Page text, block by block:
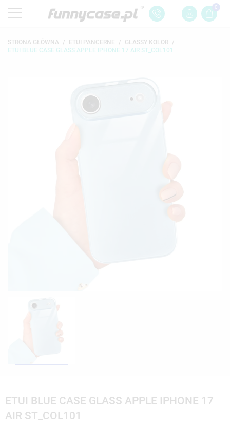
0
STRONA GŁÓWNA ETUI PANCERNE
GLASSY KOLOR
ETUI BLUE CASE GLASS APPLE IPHONE 17 AIR ST_COL101
ETUI BLUE CASE GLASS APPLE IPHONE 17
AIR ST_COL101